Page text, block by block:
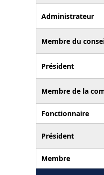
Administrateur
Membre du
Président
Membre de la
Fonctionnaire
Président
Membre